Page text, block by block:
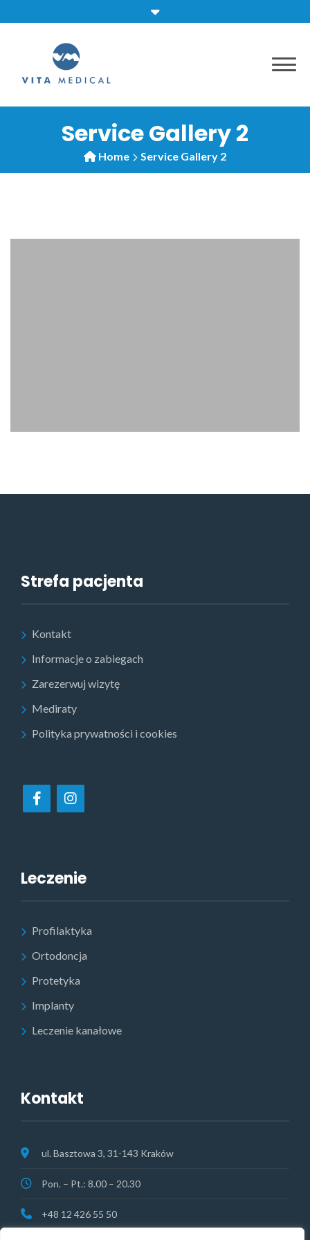
to
Service Gallery 2
Home Service Gallery 2
Strefa pacjenta
Kontakt
Informacje o zabiegach
Zarezerwuj wizytę
Mediraty
Polityka prywatności i cookies
Leczenie
Profilaktyka
Ortodoncja
Protetyka
Implanty
Leczenie kanałowe
Kontakt
ul. Basztowa 3, 31-143 Kraków
Pon. – Pt.: 8.00 – 20.30
+48 12 426 55 50